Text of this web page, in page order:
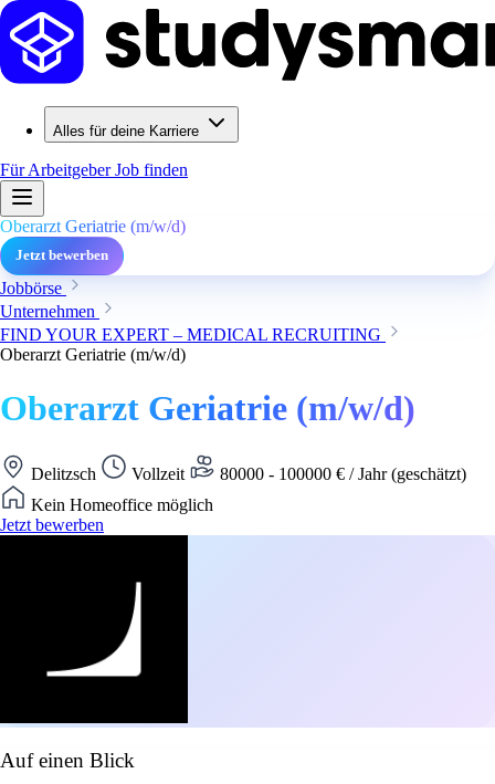
Alles für deine Karriere
Für ArbeitgeberJob finden
Oberarzt Geriatrie (m/w/d)
Jetzt bewerben
Jobbörse
Unternehmen
FIND YOUR EXPERT – MEDICAL RECRUITING
Oberarzt Geriatrie (m/w/d)
Oberarzt Geriatrie (m/w/d)
Delitzsch Vollzeit
80000 - 100000 € / Jahr (geschätzt)
Kein Homeoffice möglich
Jetzt bewerben
Auf einen Blick